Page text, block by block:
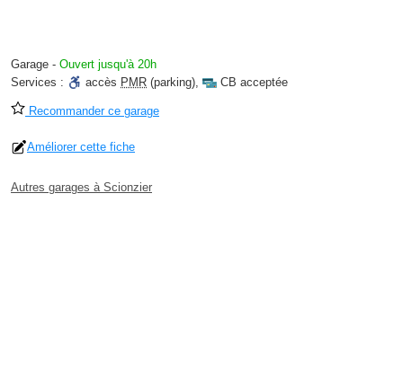
Garage - Ouvert jusqu'à 20h
Services :
accès PMR (parking), CB acceptée
Recommander ce garage
Améliorer cette fiche
Autres garages à Scionzier